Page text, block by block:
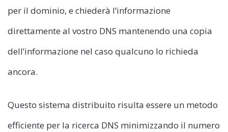
per il dominio, e chiederà l’informazione
direttamente al vostro DNS mantenendo una copia
dell’informazione nel caso qualcuno lo richieda
ancora.
Questo sistema distribuito risulta essere un metodo
efficiente per la ricerca DNS minimizzando il numero